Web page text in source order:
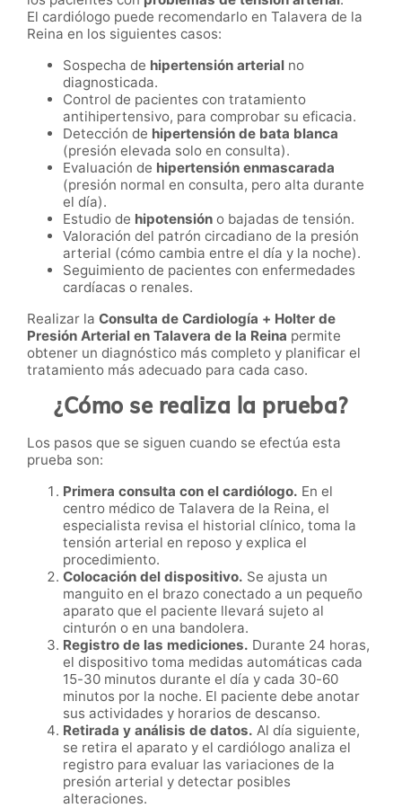
El cardiólogo puede recomendarlo en Talavera de la
Reina en los siguientes casos:
Sospecha de hipertensión arterial no
diagnosticada.
Control de pacientes con tratamiento
antihipertensivo, para comprobar su eficacia.
Detección de hipertensión de bata blanca
(presión elevada solo en consulta).
Evaluación de hipertensión enmascarada
(presión normal en consulta, pero alta durante
el día).
Estudio de hipotensión o bajadas de tensión.
Valoración del patrón circadiano de la presión
arterial (cómo cambia entre el día y la noche).
Seguimiento de pacientes con enfermedades
cardíacas o renales.
Realizar la Consulta de Cardiología + Holter de
Presión Arterial en Talavera de la Reina permite
obtener un diagnóstico más completo y planificar el
tratamiento más adecuado para cada caso.
¿Cómo se realiza la prueba?
Los pasos que se siguen cuando se efectúa esta
prueba son:
Primera consulta con el cardiólogo. En el
centro médico de Talavera de la Reina, el
especialista revisa el historial clínico, toma la
tensión arterial en reposo y explica el
procedimiento.
Colocación del dispositivo. Se ajusta un
manguito en el brazo conectado a un pequeño
aparato que el paciente llevará sujeto al
cinturón o en una bandolera.
Registro de las mediciones. Durante 24 horas,
el dispositivo toma medidas automáticas cada
15-30 minutos durante el día y cada 30-60
minutos por la noche. El paciente debe anotar
sus actividades y horarios de descanso.
Retirada y análisis de datos. Al día siguiente,
se retira el aparato y el cardiólogo analiza el
registro para evaluar las variaciones de la
presión arterial y detectar posibles
alteraciones.